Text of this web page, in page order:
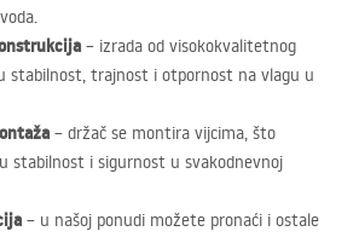
– izrada od visokokvalitetnog
stabilnost, trajnost i otpornost na vlagu u
– držač se montira vijcima, što
stabilnost i sigurnost u svakodnevnoj
– u našoj ponudi možete pronaći i ostale